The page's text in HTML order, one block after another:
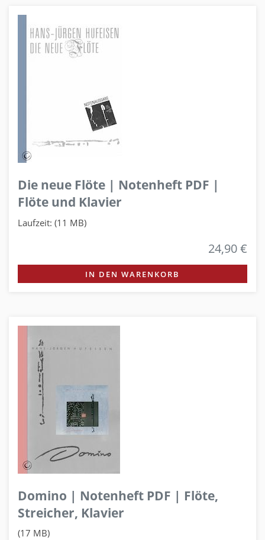
Die neue Flöte | Notenheft PDF |
Flöte und Klavier
Laufzeit: (11 MB)
24,90 €
IN DEN WARENKORB
Domino | Notenheft PDF | Flöte,
Streicher, Klavier
(17 MB)